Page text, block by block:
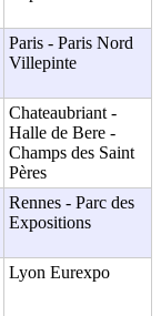
Paris - Paris Nord
Villepinte
Chateaubriant -
Halle de Bere -
Champs des Saint
Pères
Rennes - Parc des
Expositions
Lyon Eurexpo